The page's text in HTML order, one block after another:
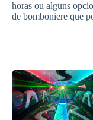
horas ou alguns
de bomboniere que